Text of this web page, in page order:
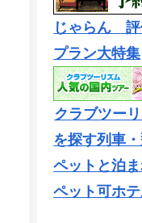
じゃらん 評
プラン大特集
クラブツー
を探す列車
ペットと泊
ペット可ホ